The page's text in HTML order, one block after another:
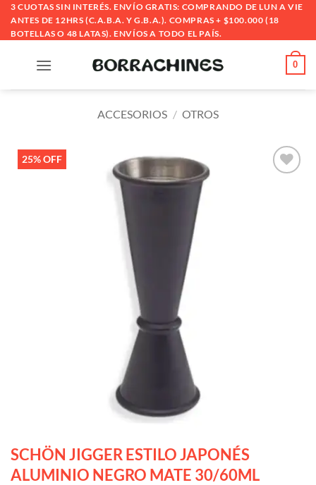
Saltar
contenido
3 CUOTAS SIN INTERÉS. ENVÍO GRATIS: COMPRANDO DE LUN A VIE
ANTES DE 12HRS (C.A.B.A. Y G.B.A.). COMPRAS + $100.000 (18
BOTELLAS O 48 LATAS). ENVÍOS A TODO EL PAÍS.
0
ACCESORIOS / OTROS
25% OFF
SCHÖN JIGGER ESTILO JAPONÉS
ALUMINIO NEGRO MATE 30/60ML